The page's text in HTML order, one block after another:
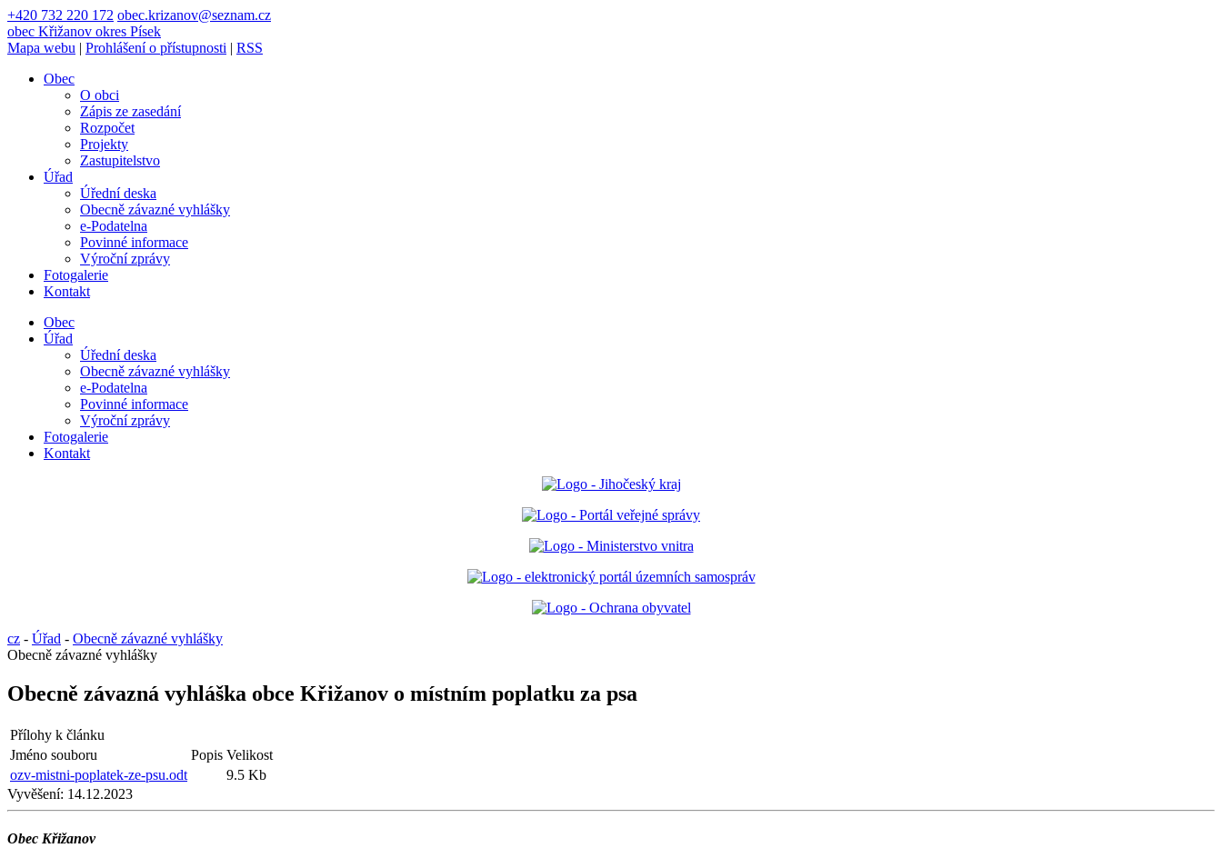
+420 732 220 172 obec.krizanov@seznam.cz
obec Křižanov okres Písek
Mapa webu | Prohlášení o přístupnosti | RSS
Obec
O obci
Zápis ze zasedání
Rozpočet
Projekty
Zastupitelstvo
Úřad
Úřední deska
Obecně závazné vyhlášky
e-Podatelna
Povinné informace
Výroční zprávy
Fotogalerie
Kontakt
Obec
Úřad
Úřední deska
Obecně závazné vyhlášky
e-Podatelna
Povinné informace
Výroční zprávy
Fotogalerie
Kontakt
cz - Úřad - Obecně závazné vyhlášky
Obecně závazné vyhlášky
Obecně závazná vyhláška obce Křižanov o místním poplatku za psa
Přílohy k článku
Jméno souboru
Popis Velikost
ozv-mistni-poplatek-ze-psu.odt
9.5 Kb
Vyvěšení: 14.12.2023
Obec Křižanov